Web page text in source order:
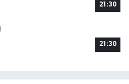
21:30
21:30